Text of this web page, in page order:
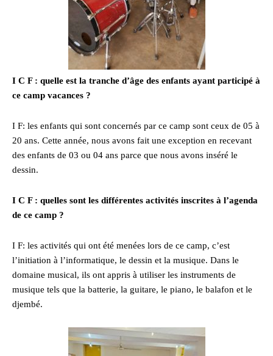
I C F : quelle est la tranche d’âge des enfants ayant participé à
ce camp vacances ?
I F: les enfants qui sont concernés par ce camp sont ceux de 05 à
20 ans. Cette année, nous avons fait une exception en recevant
des enfants de 03 ou 04 ans parce que nous avons inséré le
dessin.
I C F : quelles sont les différentes activités inscrites à l’agenda
de ce camp ?
I F: les activités qui ont été menées lors de ce camp, c’est
l’initiation à l’informatique, le dessin et la musique. Dans le
domaine musical, ils ont appris à utiliser les instruments de
musique tels que la batterie, la guitare, le piano, le balafon et le
djembé.